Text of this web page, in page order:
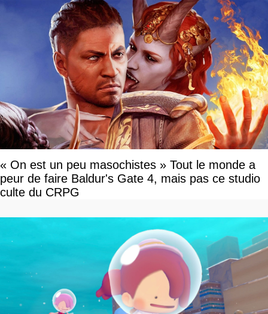
« On est un peu masochistes » Tout le monde a
peur de faire Baldur's Gate 4, mais pas ce studio
culte du CRPG